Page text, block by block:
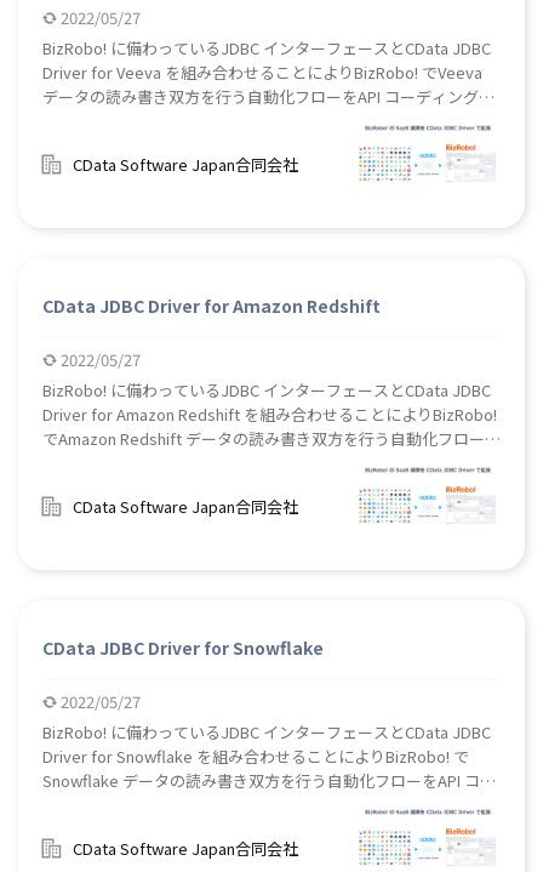
2022/05/27
BizRobo! に備わっているJDBC インターフェースとCData JDBC
Driver for Veeva を組み合わせることによりBizRobo! でVeeva
データの読み書き双方を行う自動化フローをAPI コーディングな
CData Software Japan合同会社
CData JDBC Driver for Amazon Redshift
2022/05/27
BizRobo! に備わっているJDBC インターフェースとCData JDBC
Driver for Amazon Redshift を組み合わせることによりBizRobo!
でAmazon Redshift データの読み書き双方を行う自動化フローを
API コーディングなしで作成することができます。
CData Software Japan合同会社
CData JDBC Driver for Snowflake
2022/05/27
BizRobo! に備わっているJDBC インターフェースとCData JDBC
Driver for Snowflake を組み合わせることによりBizRobo! で
Snowflake データの読み書き双方を行う自動化フローをAPI コー
CData Software Japan合同会社